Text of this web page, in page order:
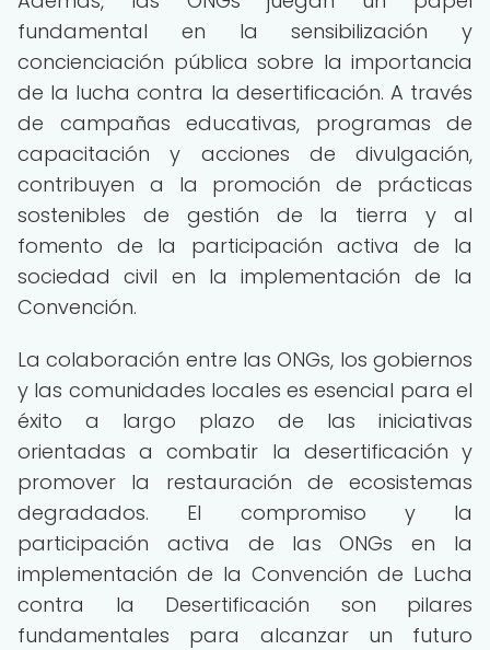
fundamental en la sensibilización y
concienciación pública sobre la importancia
de la lucha contra la desertificación. A través
de campañas educativas, programas de
capacitación y acciones de divulgación,
contribuyen a la promoción de prácticas
sostenibles de gestión de la tierra y al
fomento de la participación activa de la
sociedad civil en la implementación de la
Convención.
La colaboración entre las ONGs, los gobiernos
y las comunidades locales es esencial para el
éxito a largo plazo de las iniciativas
orientadas a combatir la desertificación y
promover la restauración de ecosistemas
degradados. El compromiso y la
participación activa de las ONGs en la
implementación de la Convención de Lucha
contra la Desertificación son pilares
fundamentales para alcanzar un futuro